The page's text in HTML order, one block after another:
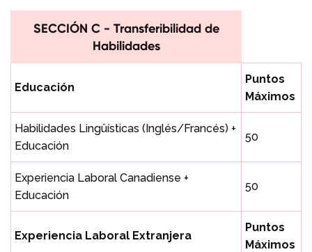
SECCIÓN C - Transferibilidad de
Habilidades
Educación
Puntos
Máximos
Habilidades Lingüísticas (Inglés/Francés) +
Educación
50
Experiencia Laboral Canadiense +
Educación
50
Experiencia Laboral Extranjera
Puntos
Máximos